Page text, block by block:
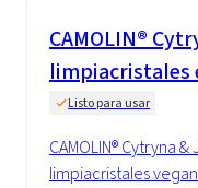
CAMOLIN®
limpiacristales
Listo para usar
CAMOLIN® Cytryna
limpiacristales